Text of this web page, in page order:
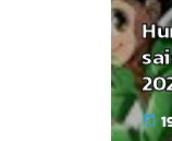
today